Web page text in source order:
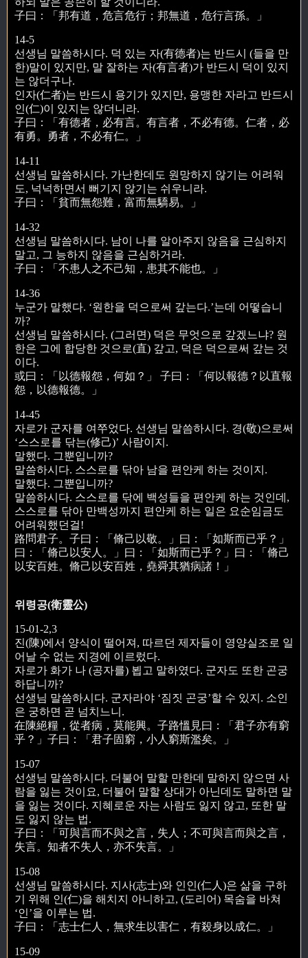
子曰：「邦有道，危言危行；邦無道，危行言孫。」
14-5
선생님 말씀하시다. 덕 있는 자(有德者)는 반드시 (들을 만
한)말이 있지만, 말 잘하는 자(有言者)가 반드시 덕이 있지
는 않더구나.
인자(仁者)는 반드시 용기가 있지만, 용맹한 자라고 반드시
인(仁)이 있지는 않더니라.
子曰：「有德者，必有言。有言者，不必有德。仁者，必
有勇。勇者，不必有仁。」
14-11
선생님 말씀하시다. 가난한데도 원망하지 않기는 어려워
도, 넉넉하면서 뻐기지 않기는 쉬우니라.
子曰：「貧而無怨難，富而無驕易。」
14-32
선생님 말씀하시다. 남이 나를 알아주지 않음을 근심하지
말고, 그 능하지 않음을 근심하거라.
子曰：「不患人之不己知，患其不能也。」
14-36
누군가 말했다. ‘원한을 덕으로써 갚는다.’는데 어떻습니
까?
선생님 말씀하시다. (그러면) 덕은 무엇으로 갚겠느냐? 원
한은 그에 합당한 것으로(直) 갚고, 덕은 덕으로써 갚는 것
이다.
或曰：「以德報怨，何如？」 子曰：「何以報德？以直報
怨，以德報德。」
14-45
자로가 군자를 여쭈었다. 선생님 말씀하시다. 경(敬)으로써
‘스스로를 닦는(修己)’ 사람이지.
말했다. 그뿐입니까?
말씀하시다. 스스로를 닦아 남을 편안케 하는 것이지.
말했다. 그뿐입니까?
말씀하시다. 스스로를 닦에 백성들을 편안케 하는 것인데,
스스로를 닦아 만백성까지 편안케 하는 일은 요순임금도
어려워했던걸!
路問君子。子曰：「脩己以敬。」曰：「如斯而已乎？」
曰：「脩己以安人。」曰：「如斯而已乎？」曰：「脩己
以安百姓。脩己以安百姓，堯舜其猶病諸！」
위령공(衛靈公)
15-01-2,3
진(陳)에서 양식이 떨어져, 따르던 제자들이 영양실조로 일
어날 수 없는 지경에 이르렀다.
자로가 화가 나 (공자를) 뵙고 말하였다. 군자도 또한 곤궁
하답니까?
선생님 말씀하시다. 군자라야 ‘짐짓 곤궁’할 수 있지. 소인
은 궁하면 곧 넘치느니.
在陳絕糧，從者病，莫能興。子路慍見曰：「君子亦有窮
乎？」子曰：「君子固窮，小人窮斯濫矣。」
15-07
선생님 말씀하시다. 더불어 말할 만한데 말하지 않으면 사
람을 잃는 것이요, 더불어 말할 상대가 아닌데도 말하면 말
을 잃는 것이다. 지혜로운 자는 사람도 잃지 않고, 또한 말
도 잃지 않는 법.
子曰：「可與言而不與之言，失人；不可與言而與之言，
失言。知者不失人，亦不失言。」
15-08
선생님 말씀하시다. 지사(志士)와 인인(仁人)은 삶을 구하
기 위해 인(仁)을 해치지 아니하고, (도리어) 목숨을 바쳐
‘인’을 이루는 법.
子曰：「志士仁人，無求生以害仁，有殺身以成仁。」
15-09